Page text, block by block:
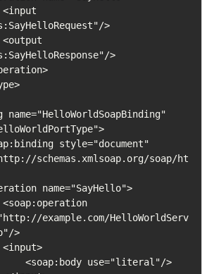
>
>
schemas.xmlsoap.org/soap/ht
example.com/HelloWorldServ
>